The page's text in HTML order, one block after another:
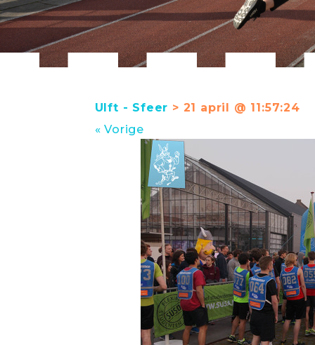
Ulft - Sfeer > 21 april @ 11:57:24
« Vorige